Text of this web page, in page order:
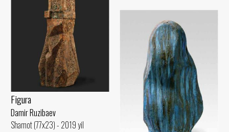
Figura
Damir Ruzibaev
Shamot (77x23) - 2019 yil